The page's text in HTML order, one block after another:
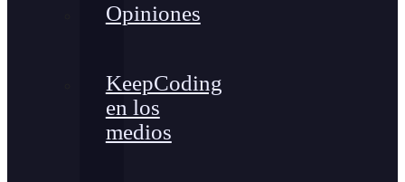
Opiniones
KeepCoding
en los
medios